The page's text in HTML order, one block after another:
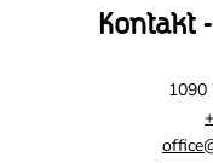
Kontakt
1090